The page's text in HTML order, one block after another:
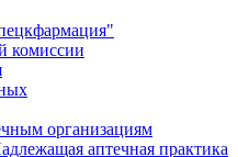
комиссии
организациям
аптечная практика